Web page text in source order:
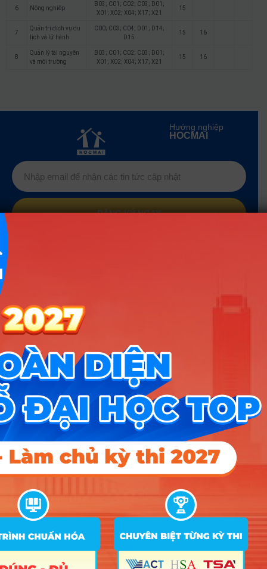
6 Nông nghiệp
B03; C01; C02; C03; D01;
X01; X02; X04; X17; X21
15
7
Quản trị dịch vụ du
lịch và lữ hành
C00; C03; C04; D01; D14;
D15
15 16
8
Quản lý tài nguyên
và môi trường
B03; C01; C02; C03; D01;
X01; X02; X04; X17; X21
15 16
Hướng nghiệp
HOCMAI
ĐĂNG KÝ NGAY
Tra cứu đề án tuyển sinh
Tư vấn hướng nghiệp
Tin tức
Tin giáo dục nổi bật
Tin tuyển sinh vào 10
Về chúng tôi
Liên hệ
Điều khoản dịch vụ
Chính sách bảo mật